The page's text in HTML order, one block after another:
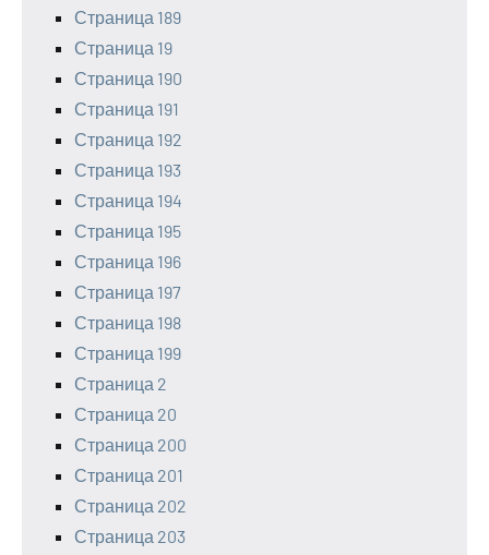
Страница 189
Страница 19
Страница 190
Страница 191
Страница 192
Страница 193
Страница 194
Страница 195
Страница 196
Страница 197
Страница 198
Страница 199
Страница 2
Страница 20
Страница 200
Страница 201
Страница 202
Страница 203